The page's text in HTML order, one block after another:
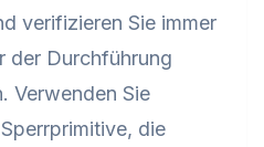
verifizieren Sie immer
der Durchführung
Verwenden Sie
die